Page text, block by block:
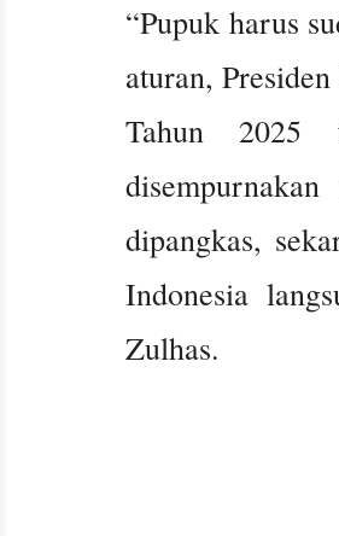
“Pupuk harus
aturan,
Tahun 2025
dipangkas,
Indonesia
Zulhas.